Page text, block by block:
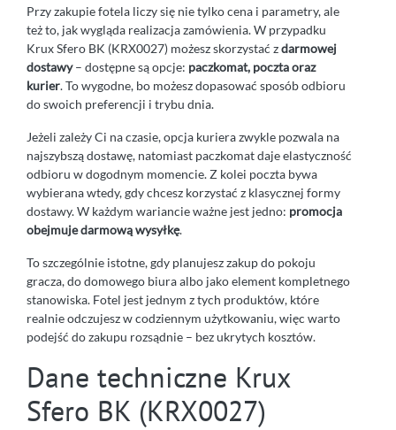
Przy zakupie fotela liczy się nie tylko cena i parametry, ale
też to, jak wygląda realizacja zamówienia. W przypadku
Krux Sfero BK (KRX0027) możesz skorzystać zdarmowej
dostawy– dostępne są opcje: paczkomat, poczta oraz
kurier. To wygodne, bo możesz dopasować sposób odbioru
do swoich preferencji i trybu dnia.
Jeżeli zależy Ci na czasie, opcja kuriera zwykle pozwala na
najszybszą dostawę, natomiast paczkomat daje elastyczność
odbioru w dogodnym momencie. Z kolei poczta bywa
wybierana wtedy, gdy chcesz korzystać z klasycznej formy
dostawy. W każdym wariancie ważne jest jedno: promocja
obejmuje darmową wysyłkę.
To szczególnie istotne, gdy planujesz zakup do pokoju
gracza, do domowego biura albo jako element kompletnego
stanowiska. Fotel jest jednym z tych produktów, które
realnie odczujesz w codziennym użytkowaniu, więc warto
podejść do zakupu rozsądnie – bez ukrytych kosztów.
Dane techniczne Krux
Sfero BK (KRX0027)